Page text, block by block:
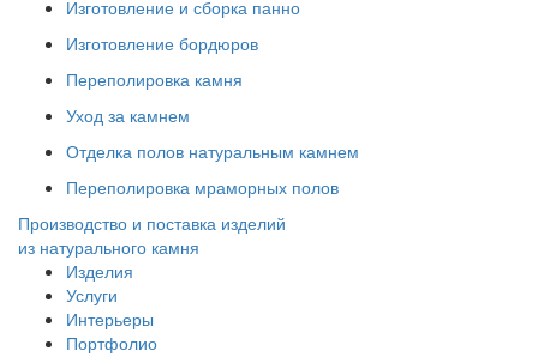
Изготовление и сборка панно
Изготовление бордюров
Переполировка камня
Уход за камнем
Отделка полов натуральным камнем
Переполировка мраморных полов
Производство и поставка изделий
из натурального камня
Изделия
Услуги
Интерьеры
Портфолио